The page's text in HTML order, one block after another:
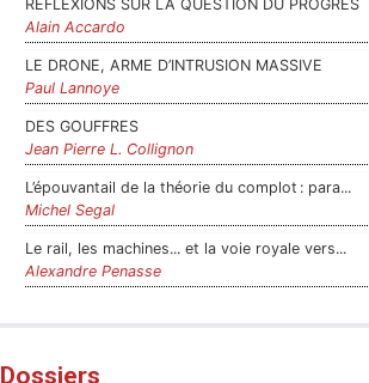
RÉFLEXIONS SUR LA QUESTION DU PROGRÈS
Alain Accardo
LE DRONE, ARME D’INTRUSION MASSIVE
Paul Lannoye
DES GOUFFRES
Jean Pierre L. Collignon
L’épouvantail de la théorie du complot : para...
Michel Segal
Le rail, les machines... et la voie royale vers...
Alexandre Penasse
Dossiers